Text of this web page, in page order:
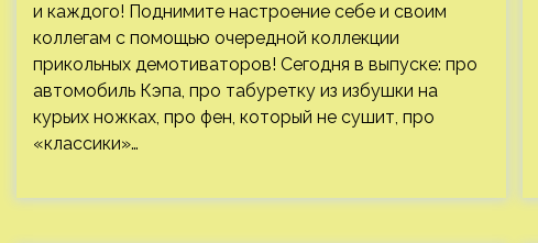
и каждого! Поднимите настроение себе и своим
коллегам с помощью очередной коллекции
прикольных демотиваторов! Сегодня в выпуске: про
автомобиль Кэпа, про табуретку из избушки на
курьих ножках, про фен, который не сушит, про
«классики»…